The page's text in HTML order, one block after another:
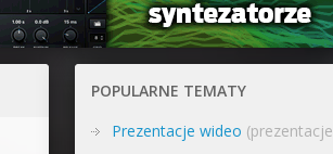
Archiwum aktualności
POPULARNE TEMATY
Prezentacje wideo (prezentacje